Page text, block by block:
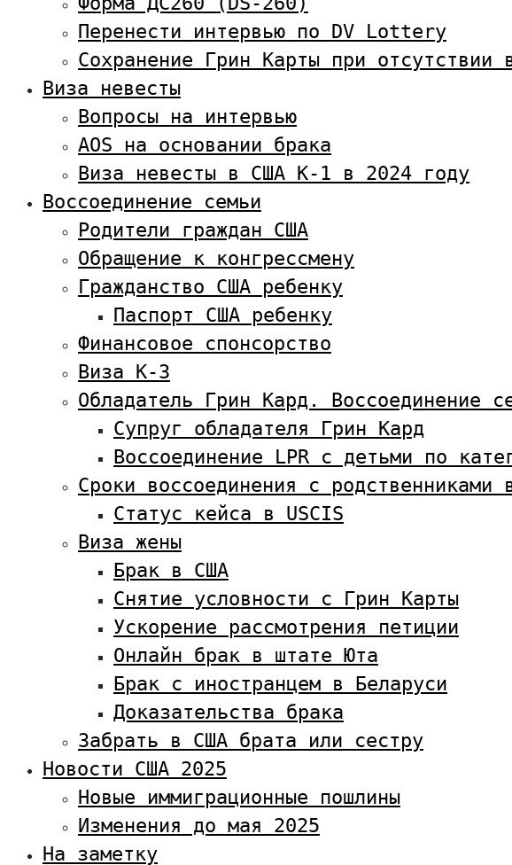
Перенести интервью по DV Lottery
Сохранение Грин Карты при отсутствии
Виза невесты
Вопросы на интервью
AOS на основании брака
Виза невесты в США К-1 в 2024 году
Воссоединение семьи
Родители граждан США
Обращение к конгрессмену
Гражданство США ребенку
Паспорт США ребенку
Финансовое спонсорство
Виза К-3
Обладатель Грин Кард. Воссоединение
Супруг обладателя Грин Кард
Воссоединение LPR с детьми по
Сроки воссоединения с родственниками
Статус кейса в USCIS
Виза жены
Брак в США
Снятие условности с Грин Карты
Ускорение рассмотрения петиции
Онлайн брак в штате Юта
Брак с иностранцем в Беларуси
Доказательства брака
Забрать в США брата или сестру
Новости США 2025
Новые иммиграционные пошлины
Изменения до мая 2025
На заметку